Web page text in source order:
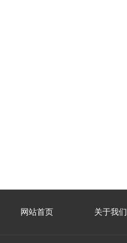
网站首页 关于我们